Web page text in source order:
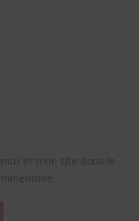
et mon site dans le